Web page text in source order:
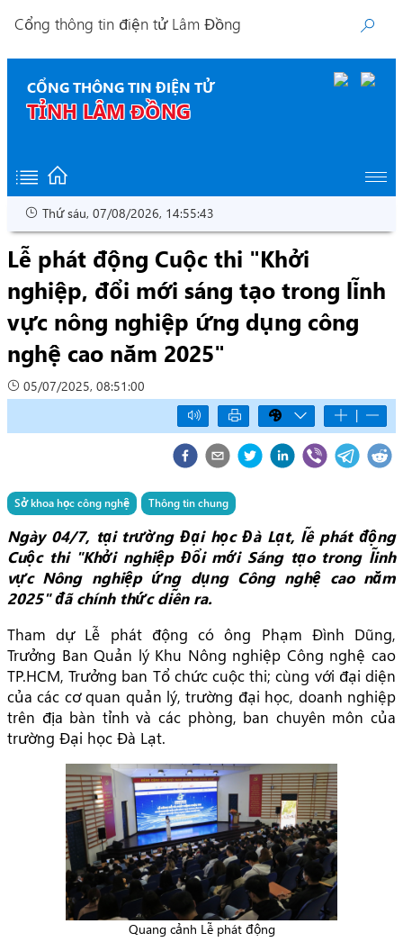
Cổng thông tin điện tử Lâm Đồng
CỔNG THÔNG TIN ĐIỆN TỬ
TỈNH LÂM ĐỒNG
Thứ sáu, 07/08/2026, 14:55:43
Lễ phát động Cuộc thi "Khởi
nghiệp, đổi mới sáng tạo trong lĩnh
vực nông nghiệp ứng dụng công
nghệ cao năm 2025"
05/07/2025, 08:51:00
|
Sở khoa học công nghệ Thông tin chung
Ngày 04/7, tại trường Đại học Đà Lạt, lễ phát động
Cuộc thi "Khởi nghiệp Đổi mới Sáng tạo trong lĩnh
vực Nông nghiệp ứng dụng Công nghệ cao năm
2025" đã chính thức diễn ra.
Tham dự Lễ phát động có ông Phạm Đình Dũng,
Trưởng Ban Quản lý Khu Nông nghiệp Công nghệ cao
TP.HCM, Trưởng ban Tổ chức cuộc thi; cùng với đại diện
của các cơ quan quản lý, trường đại học, doanh nghiệp
trên địa bàn tỉnh và các phòng, ban chuyên môn của
trường Đại học Đà Lạt.
Quang cảnh Lễ phát động